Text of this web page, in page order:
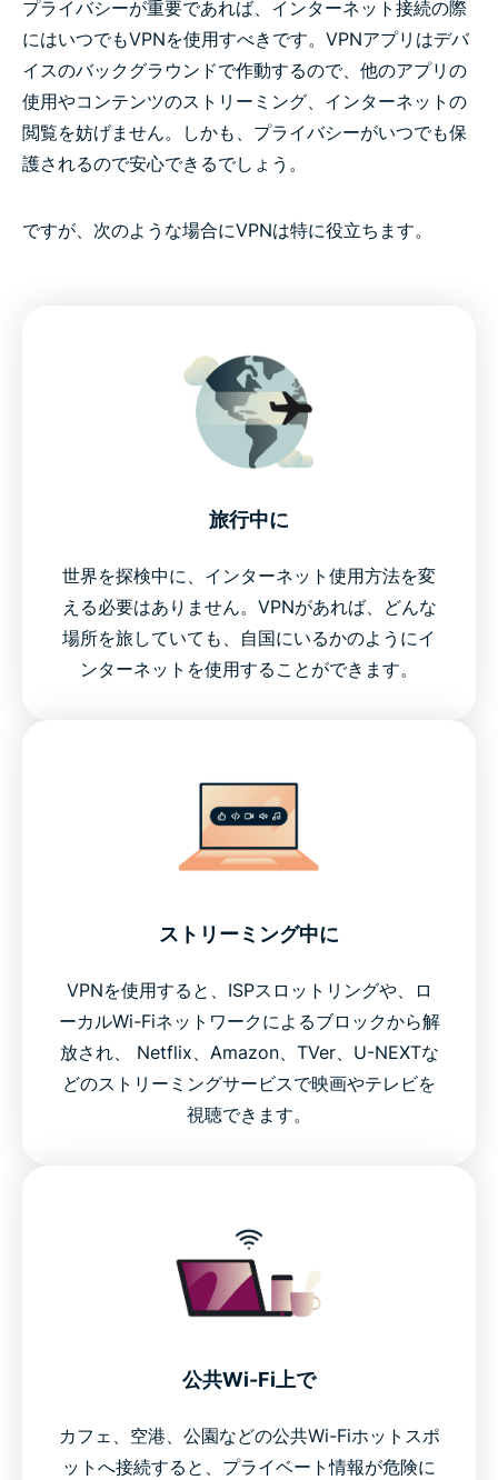
プライバシーが重要であれば、インターネット接続の際
にはいつでもVPNを使用すべきです。VPNアプリはデバ
イスのバックグラウンドで作動するので、他のアプリの
使用やコンテンツのストリーミング、インターネットの
閲覧を妨げません。しかも、プライバシーがいつでも保
護されるので安心できるでしょう。
ですが、次のような場合にVPNは特に役立ちます。
旅行中に
世界を探検中に、インターネット使用方法を変
える必要はありません。VPNがあれば、どんな
場所を旅していても、自国にいるかのようにイ
ンターネットを使用することができます。
ストリーミング中に
VPNを使用すると、ISPスロットリングや、ロ
ーカルWi-Fiネットワークによるブロックから解
放され、 Netflix、Amazon、TVer、U-NEXTな
どのストリーミングサービスで映画やテレビを
視聴できます。
公共Wi-Fi上で
カフェ、空港、公園などの公共Wi-Fiホットスポ
ットへ接続すると、プライベート情報が危険に